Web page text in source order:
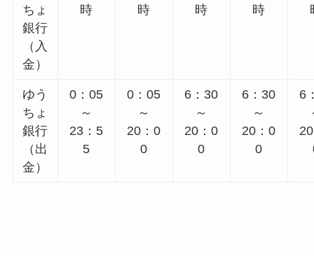
ちょ
銀行
（入
金）
時
時
時
時
ゆう
ちょ
銀行
（出
金）
0：05
～
23：5
5
0：05
～
20：0
0
6：30
～
20：0
0
6：30
～
20：0
0
6